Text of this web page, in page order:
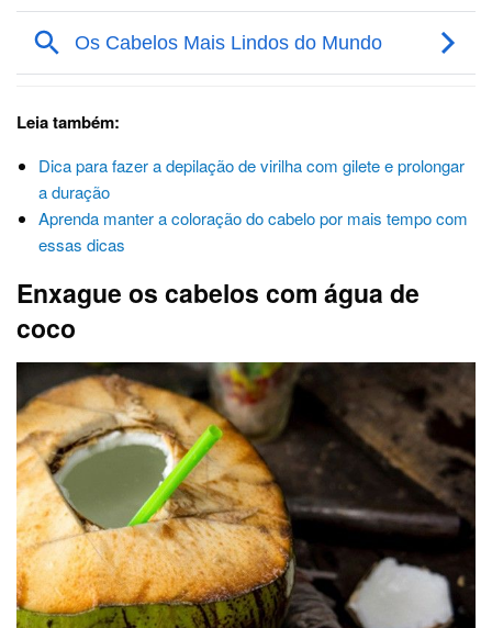
Leia também:
Dica para fazer a depilação de virilha com gilete e prolongar
a duração
Aprenda manter a coloração do cabelo por mais tempo com
essas dicas
Enxague os cabelos com água de
coco